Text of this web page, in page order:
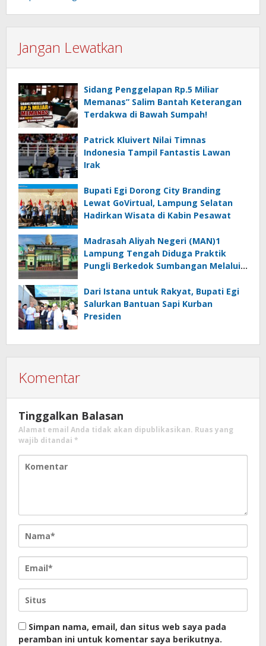
Jangan Lewatkan
Sidang Penggelapan Rp.5 Miliar
Memanas” Salim Bantah Keterangan
Terdakwa di Bawah Sumpah!
Patrick Kluivert Nilai Timnas
Indonesia Tampil Fantastis Lawan
Irak
Bupati Egi Dorong City Branding
Lewat GoVirtual, Lampung Selatan
Hadirkan Wisata di Kabin Pesawat
Madrasah Aliyah Negeri (MAN)1
Lampung Tengah Diduga Praktik
Pungli Berkedok Sumbangan Melalui
Dari Istana untuk Rakyat, Bupati Egi
Salurkan Bantuan Sapi Kurban
Presiden
Komentar
Tinggalkan Balasan
Alamat email Anda tidak akan dipublikasikan. Ruas yang
wajib ditandai *
Simpan nama, email, dan situs web saya pada
peramban ini untuk komentar saya berikutnya.